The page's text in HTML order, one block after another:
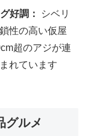
好調：
シベリ
性の高い仮屋
超のアジが連
れています
グルメ